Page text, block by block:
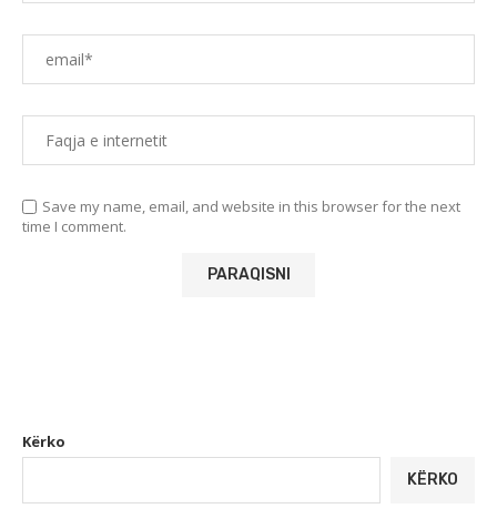
Save my name, email, and website in this browser for the next
time I comment.
Kërko
KËRKO